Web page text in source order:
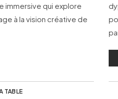
immersive qui explore
à la vision créative de
TABLE